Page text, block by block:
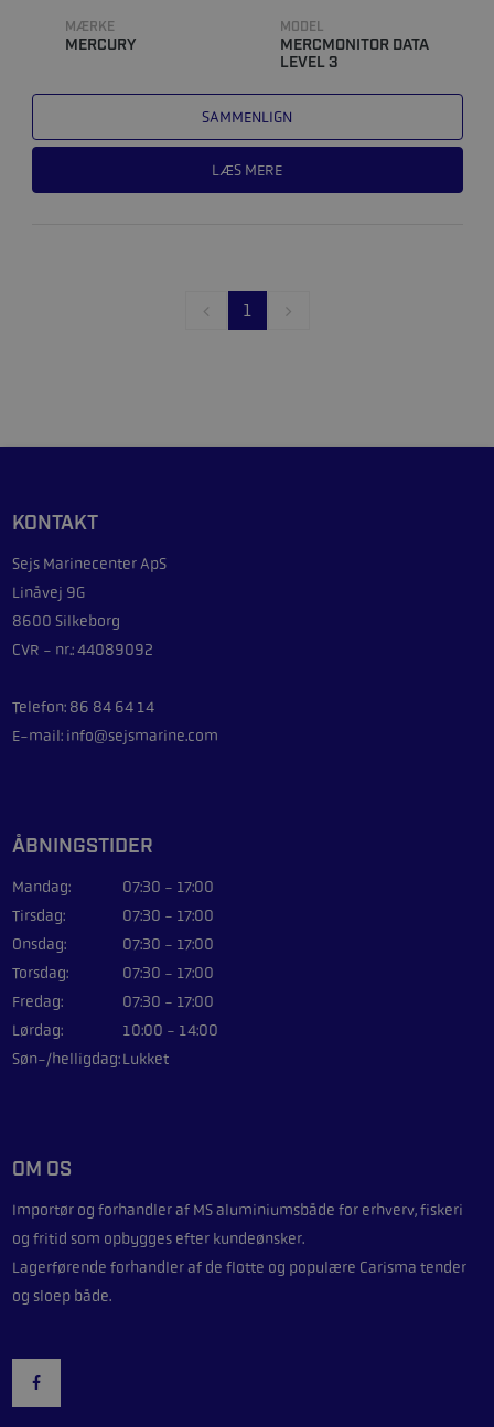
MÆRKE
MERCURY
MODEL
MERCMONITOR DATA
LEVEL 3
SAMMENLIGN
LÆS MERE
1
KONTAKT
Sejs Marinecenter ApS
Linåvej 9G
8600 Silkeborg
CVR - nr.: 44089092
Telefon: 86 84 64 14
E-mail: info@sejsmarine.com
ÅBNINGSTIDER
Mandag:
07:30 - 17:00
Tirsdag:
07:30 - 17:00
Onsdag:
07:30 - 17:00
Torsdag:
07:30 - 17:00
Fredag:
07:30 - 17:00
Lørdag:
10:00 - 14:00
Søn-/helligdag:Lukket
OM OS
Importør og forhandler af MS aluminiumsbåde for erhverv, fiskeri
og fritid som opbygges efter kundeønsker.
Lagerførende forhandler af de flotte og populære Carisma tender
og sloep både.